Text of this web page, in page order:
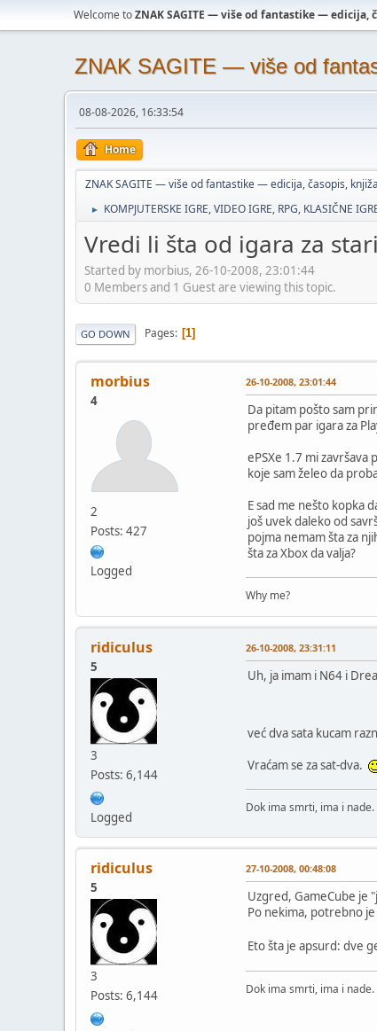
Welcome toZNAK SAGITE — više od fantastike — edicija,
ZNAK SAGITE — više od
08-08-2026, 16:33:54
Home
ZNAK SAGITE — više od fantastike — edicija, časopis,
► KOMPJUTERSKE IGRE, VIDEO IGRE, RPG, KLASIČNE
Vredi li šta od igara za
Started by morbius, 26-10-2008, 23:01:44
0 Members and 1 Guest are viewing this topic.
GO DOWN Pages 1
morbius
4
2
Posts: 427
Logged
26-10-2008, 23:01:44
Da pitam pošto sam
pređem par igara za
ePSXe 1.7 mi
koje sam želeo da
E sad me nešto kopka
još uvek daleko od
pojma nemam šta za
šta za Xbox da valja?
Why me?
ridiculus
5
3
Posts: 6,144
Logged
26-10-2008, 23:31:11
Uh, ja imam i N64 i
već dva sata kucam
Vraćam se za sat-dva.
Dok ima smrti, ima i nade.
ridiculus
5
3
Posts: 6,144
27-10-2008, 00:48:08
Uzgred, GameCube je
Po nekima, potrebno
Eto šta je apsurd: dve
Dok ima smrti, ima i nade.